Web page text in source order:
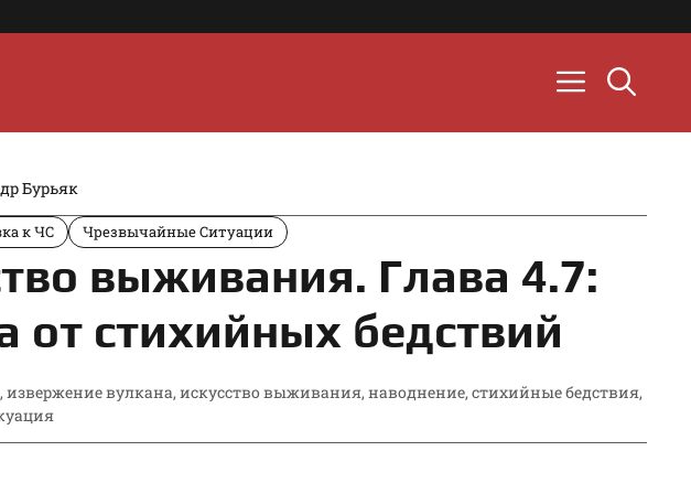
Бурьяк
к ЧС Чрезвычайные Ситуации
выживания. Глава 4.7:
от стихийных бедствий
,извержение вулкана,искусство выживания,наводнение,стихийные бедствия,